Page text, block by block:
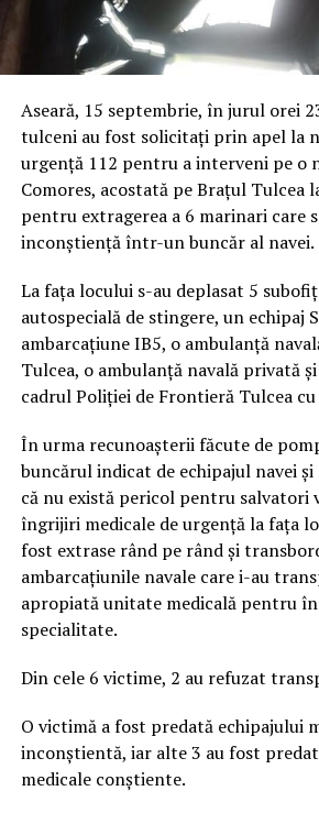
Aseară, 15 septembrie, în jurul orei
tulceni au fost solicitați prin apel la
urgență 112 pentru a interveni pe o
Comores, acostată pe Brațul Tulcea
pentru extragerea a 6 marinari care
inconștiență într-un buncăr al navei.
La fața locului s-au deplasat 5
autospecială de stingere, un echipaj
ambarcațiune IB5, o ambulanță
Tulcea, o ambulanță navală privată
cadrul Poliției de Frontieră Tulcea
În urma recunoașterii făcute de
buncărul indicat de echipajul navei
că nu există pericol pentru salvatori
îngrijiri medicale de urgență la fața
fost extrase rând pe rând și
ambarcațiunile navale care i-au
apropiată unitate medicală pentru
specialitate.
Din cele 6 victime, 2 au refuzat
O victimă a fost predată echipajului
inconștientă, iar alte 3 au fost
medicale conștiente.